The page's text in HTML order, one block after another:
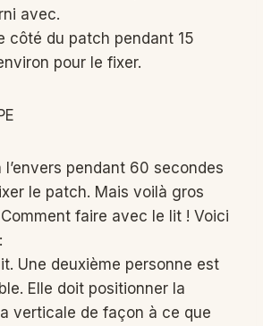
avec.
côté du patch pendant 15
pour le fixer.
l’envers pendant 60 secondes
le patch. Mais voilà gros
faire avec le lit ! Voici
Une deuxième personne est
Elle doit positionner la
verticale de façon à ce que